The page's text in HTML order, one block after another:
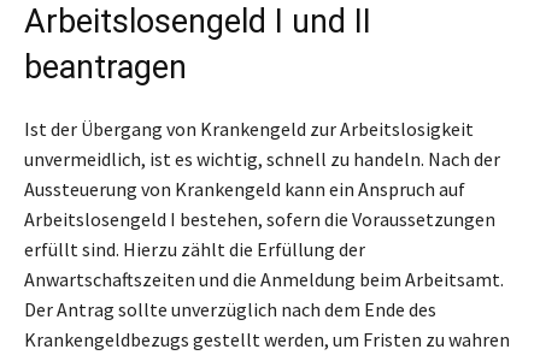
Arbeitslosengeld I und II
beantragen
Ist der Übergang von Krankengeld zur Arbeitslosigkeit
unvermeidlich, ist es wichtig, schnell zu handeln. Nach der
Aussteuerung von Krankengeld kann ein Anspruch auf
Arbeitslosengeld I bestehen, sofern die Voraussetzungen
erfüllt sind. Hierzu zählt die Erfüllung der
Anwartschaftszeiten und die Anmeldung beim Arbeitsamt.
Der Antrag sollte unverzüglich nach dem Ende des
Krankengeldbezugs gestellt werden, um Fristen zu wahren